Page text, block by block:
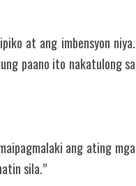
at ang imbensyon niya.
paano ito nakatulong sa
ang ating mga
sila.”